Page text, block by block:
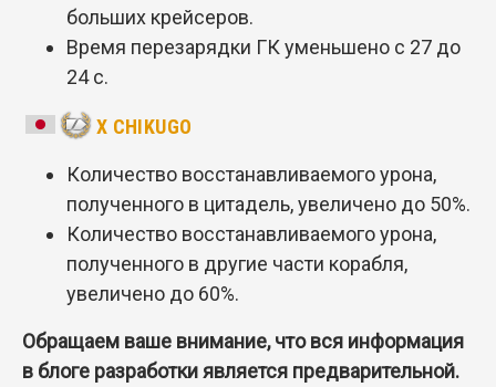
больших крейсеров.
Время перезарядки ГК уменьшено с 27 до
24 с.
X CHIKUGO
Количество восстанавливаемого урона,
полученного в цитадель, увеличено до 50%.
Количество восстанавливаемого урона,
полученного в другие части корабля,
увеличено до 60%.
Обращаем ваше внимание, что вся информация
в блоге разработки является предварительной.